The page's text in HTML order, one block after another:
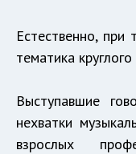
Естественно, при
тематика
Выступавшие
нехватки
взрослых